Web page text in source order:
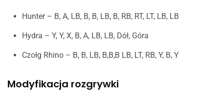
Hunter – B, A, LB, B, B, LB, B, RB, RT, LT, LB, LB
Hydra – Y, Y, X, B, A, LB, LB, Dół, Góra
Czołg Rhino – B, B, LB, B,B,B LB, LT, RB, Y, B, Y
Modyfikacja rozgrywki